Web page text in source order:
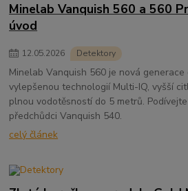
Minelab Vanquish 560 a 560
úvod
12.05.2026 Detektory
Minelab Vanquish 560 je nová
vylepšenou technologií Multi-IQ, vyšší
plnou vodotěsností do 5 metrů.
předchůdci Vanquish 540.
celý článek